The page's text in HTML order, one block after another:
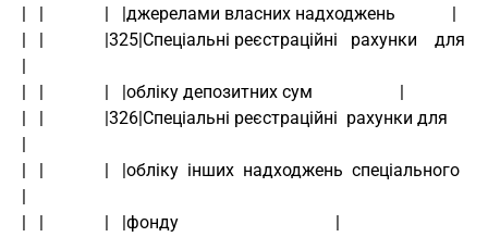
|   |              |   |джерелами власних надходжень             |
|   |              |325|Спеціальні реєстраційні   рахунки    для
|
|   |              |   |обліку депозитних сум                    |
|   |              |326|Спеціальні реєстраційні  рахунки для
|
|   |              |   |обліку  інших  надходжень  спеціального
|
|   |              |   |фонду                                    |